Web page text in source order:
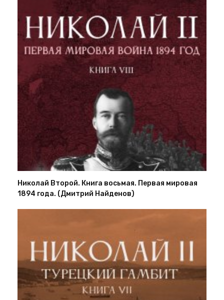
Николай Второй. Книга восьмая. Первая мировая
1894 года. (Дмитрий Найденов)